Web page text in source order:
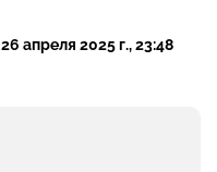
26 апреля 2025 г., 23:48